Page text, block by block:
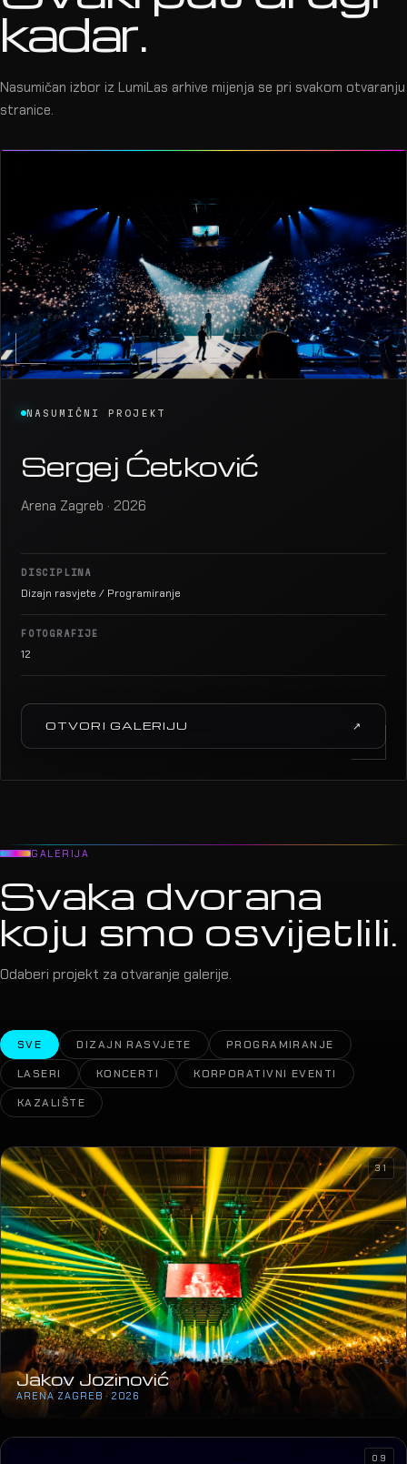
kadar.
Nasumičan izbor iz LumiLas arhive mijenja se pri svakom otvaranju
stranice.
NASUMIČNI PROJEKT
Sergej Ćetković
Arena Zagreb · 2026
DISCIPLINA
Dizajn rasvjete / Programiranje
FOTOGRAFIJE
12
OTVORI GALERIJU ↗
GALERIJA
Svaka dvorana
koju smo osvijetlili.
Odaberi projekt za otvaranje galerije.
SVE DIZAJN RASVJETE
PROGRAMIRANJE
LASERI
KONCERTI
KORPORATIVNI EVENTI
KAZALIŠTE
Jakov Jozinović
ARENA ZAGREB · 2026
31
09